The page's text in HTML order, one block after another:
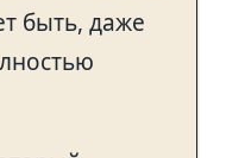
быть, даже